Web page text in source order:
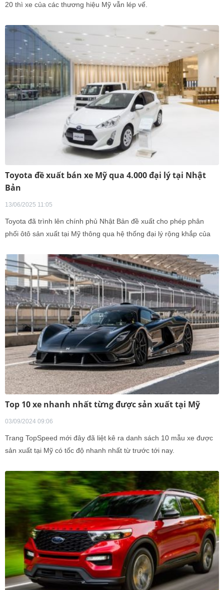
20 thì xe của các thương hiệu Mỹ vẫn lép vế.
Toyota đề xuất bán xe Mỹ qua 4.000 đại lý tại Nhật
Bản
13/06/2025 11:05
Toyota đã trình lên chính phủ Nhật Bản đề xuất cho phép phân
phối ôtô sản xuất tại Mỹ thông qua hệ thống đại lý rộng khắp của
thương mại song phương với Mỹ, trong bối cảnh hai bên đang tìm
kiếm giải pháp cân bằng lợi ích và giảm áp lực thuế quan.
Top 10 xe nhanh nhất từng được sản xuất tại Mỹ
03/09/2024 09:06
Trang TopSpeed mới đây đã liệt kê ra danh sách 10 mẫu xe được
sản xuất tại Mỹ có tốc độ nhanh nhất từ trước tới nay.